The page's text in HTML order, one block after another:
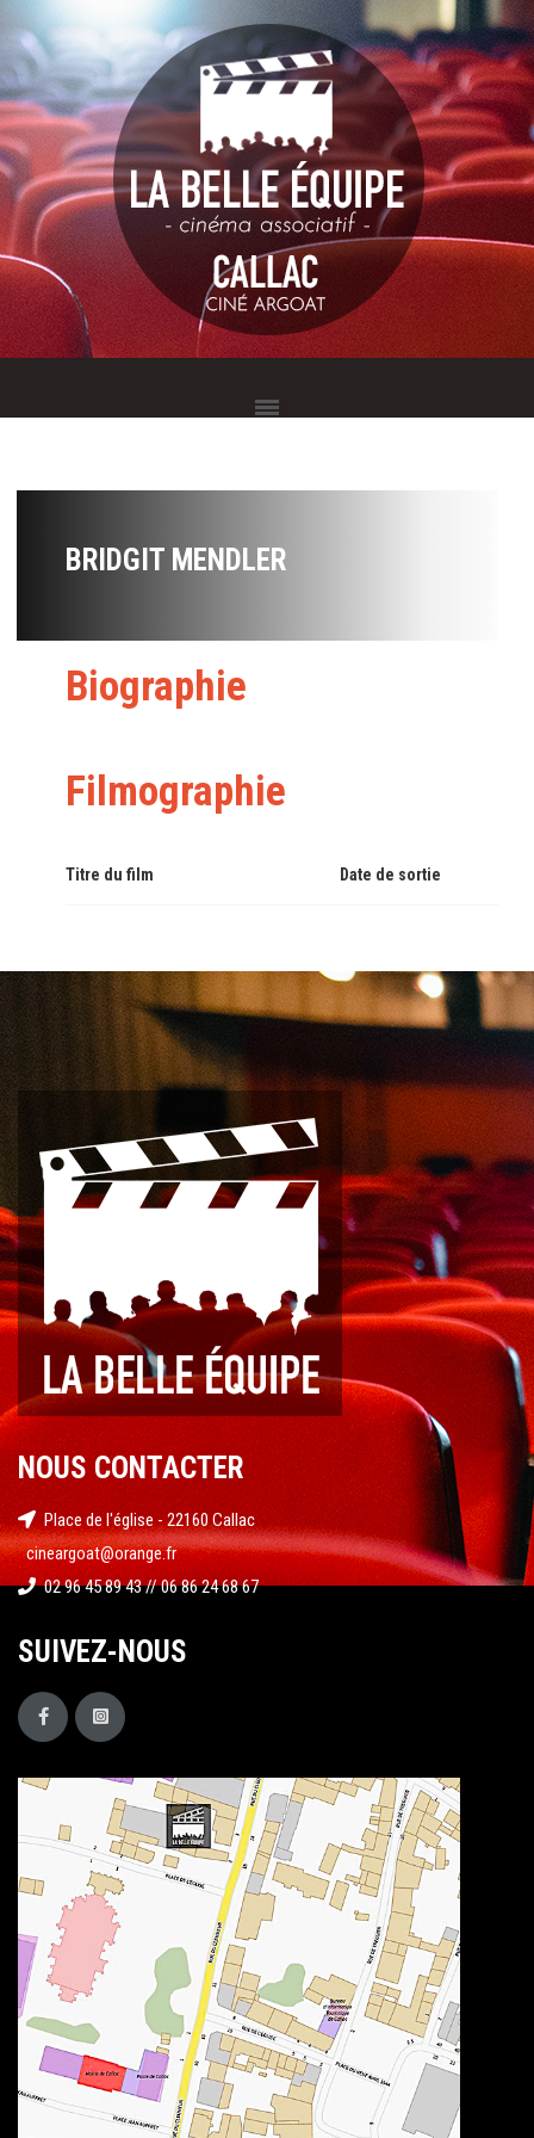
BRIDGIT MENDLER
Biographie
Filmographie
Titre du film Date de sortie
NOUS CONTACTER
Place de l'église - 22160 Callac
cineargoat@orange.fr
02 96 45 89 43 // 06 86 24 68 67
SUIVEZ-NOUS